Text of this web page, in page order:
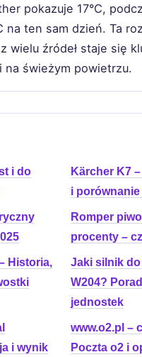
pokazuje 17°C,
na ten sam dzień. Ta
wielu źródeł staje się
na świeżym powietrzu.
i do
Kärcher K7
i porównanie
Romper
procenty –
Historia,
Jaki silnik
W204?
jednostek
i wynik
www.o2.pl –
Poczta o2 i